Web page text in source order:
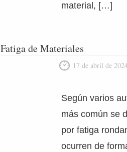
material, […]
Fatiga de Materiales
17 de abril de
Según varios
más común se
por fatiga
ocurren de